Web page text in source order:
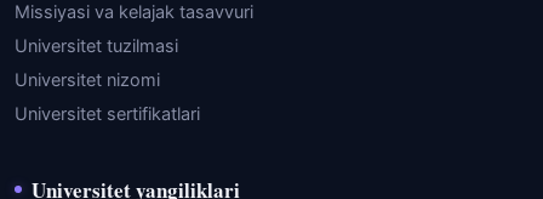
Missiyasi va kelajak tasavvuri
Universitet tuzilmasi
Universitet nizomi
Universitet sertifikatlari
Universitet yangiliklari